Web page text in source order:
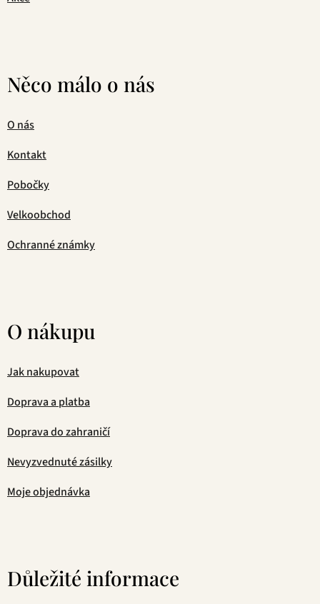
Něco málo o nás
O nás
Kontakt
Pobočky
Velkoobchod
Ochranné známky
O nákupu
Jak nakupovat
Doprava a platba
Doprava do zahraničí
Nevyzvednuté zásilky
Moje objednávka
Důležité informace